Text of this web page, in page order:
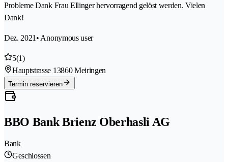
Probleme Dank Frau Ellinger hervorragend gelöst werden. Vielen
Dank!
Dez. 2021 • Anonymous user
5(1)
Hauptstrasse 13860 Meiringen
Termin reservieren
BBO Bank Brienz Oberhasli AG
Bank
Geschlossen